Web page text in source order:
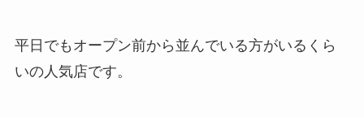
平日でもオープン前から並んでいる方がいるくら
いの人気店です。